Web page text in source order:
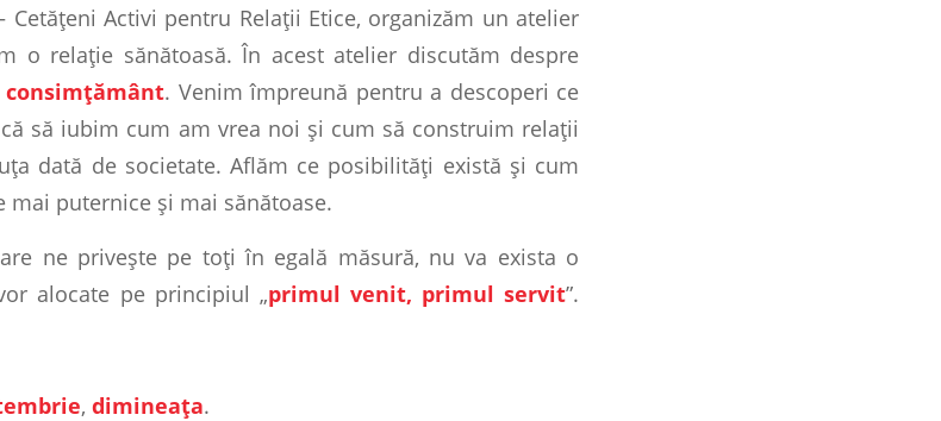
Cetățeni Activi pentru Relații Etice, organizăm un atelier
o relație sănătoasă. În acest atelier discutăm despre
consimțământ. Venim împreună pentru a descoperi ce
să iubim cum am vrea noi și cum să construim relații
dată de societate. Aflăm ce posibilități există și cum
puternice și mai sănătoase.
ne privește pe toți în egală măsură, nu va exista o
alocate pe principiul „primul venit, primul servit”.
, dimineața.